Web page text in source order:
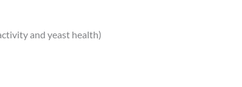
and yeast health)